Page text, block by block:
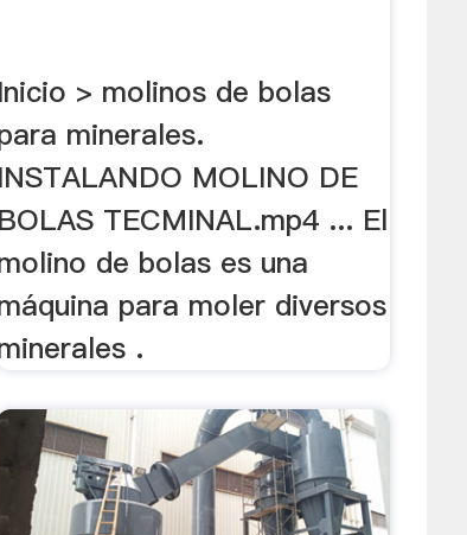
Inicio > molinos de bolas
minerales.
INSTALANDO MOLINO DE
BOLAS TECMINAL.mp4 ... El
de bolas es una
para moler diversos
.